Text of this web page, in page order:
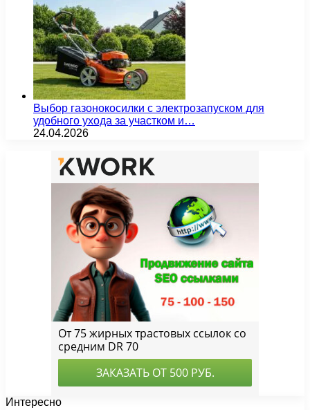
Выбор газонокосилки с электрозапуском для
удобного ухода за участком и…
24.04.2026
Интересно